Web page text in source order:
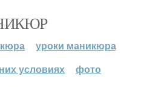
уроки маникюра
условиях
фото